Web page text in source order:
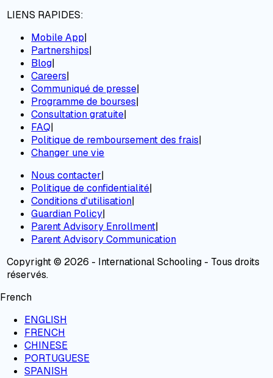
LIENS RAPIDES:
Mobile App|
Partnerships|
Blog|
Careers|
Communiqué de presse|
Programme de bourses|
Consultation gratuite|
FAQ|
Politique de remboursement des frais|
Changer une vie
Nous contacter|
Politique de confidentialité|
Conditions d'utilisation|
Guardian Policy|
Parent Advisory Enrollment|
Parent Advisory Communication
Copyright © 2026 - International Schooling - Tous droits
réservés.
French
ENGLISH
FRENCH
CHINESE
PORTUGUESE
SPANISH